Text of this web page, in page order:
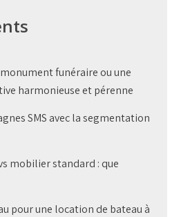
funéraire ou une
harmonieuse et pérenne
SMS avec la segmentation
mobilier standard : que
pour une location de bateau à